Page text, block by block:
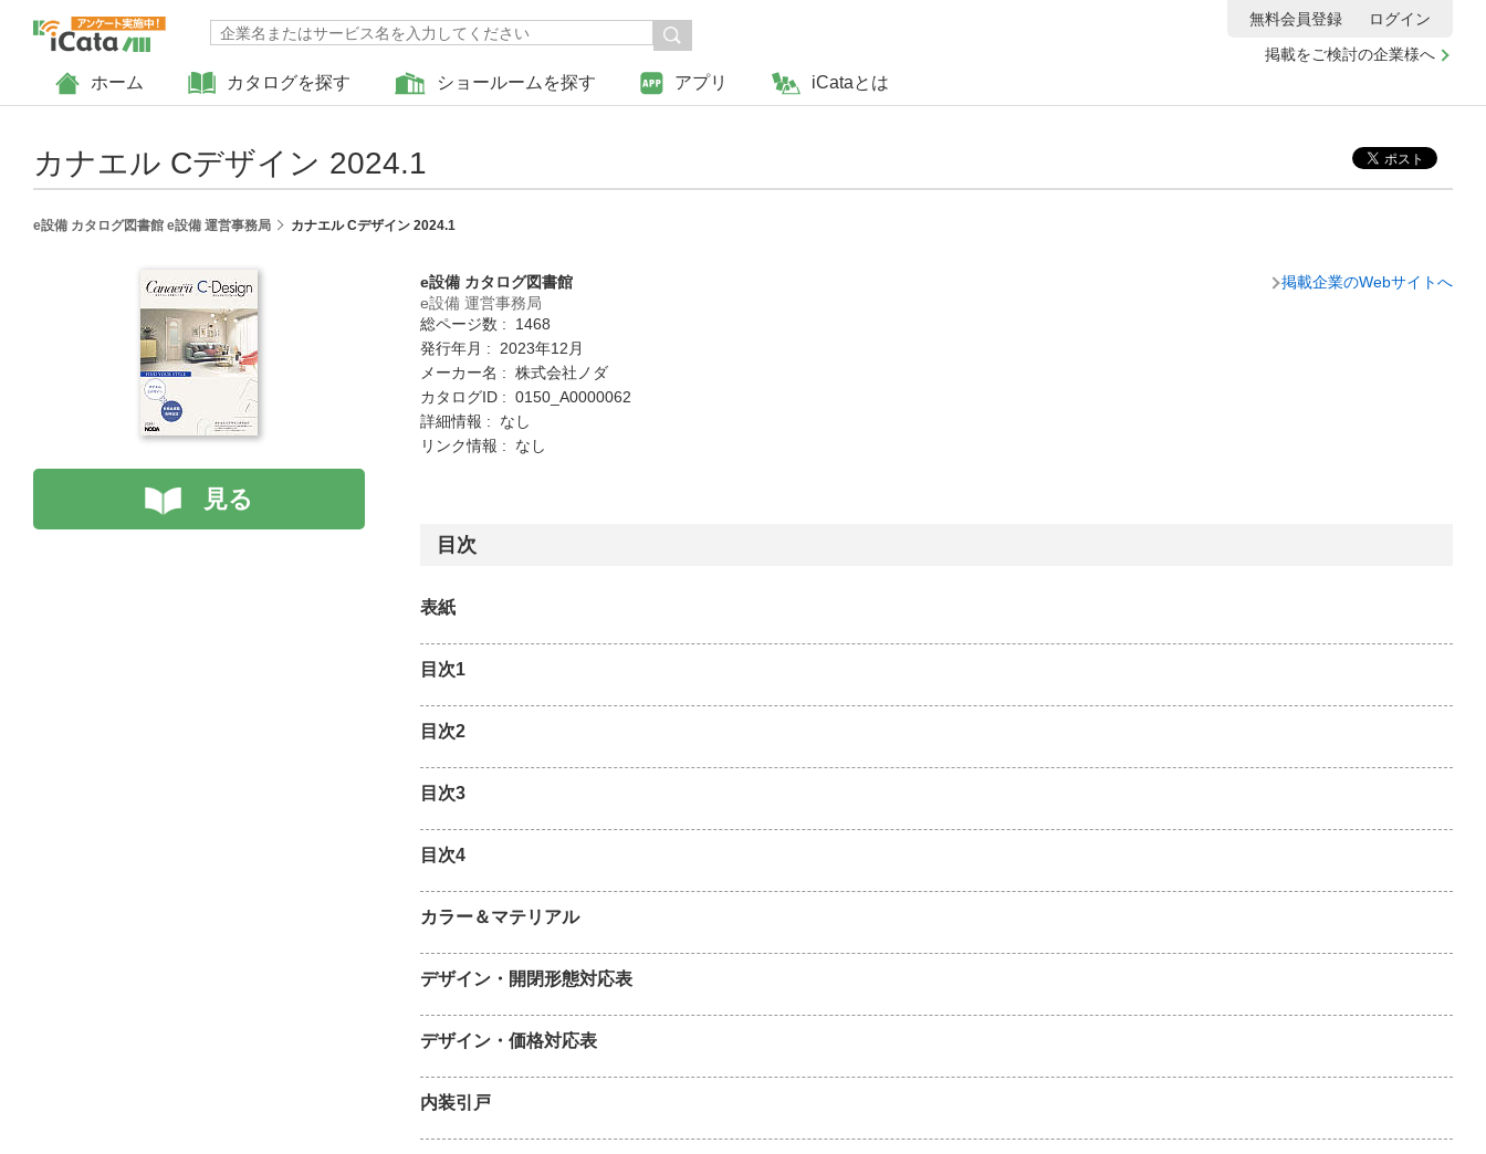
ホーム カタログを探す ショールームを探す アプリ iCataとは
掲載をご検討の企業様へ
無料会員登録 ログイン
カナエル Cデザイン 2024.1
e設備 カタログ図書館 e設備 運営事務局 カナエル Cデザイン 2024.1
見る
e設備 カタログ図書館
e設備 運営事務局
総ページ数 : 1468
発行年月 : 2023年12月
メーカー名 : 株式会社ノダ
カタログID : 0150_A0000062
詳細情報 : なし
リンク情報 : なし
掲載企業のWebサイトへ
目次
表紙
目次1
目次2
目次3
目次4
カラー＆マテリアル
デザイン・開閉形態対応表
デザイン・価格対応表
内装引戸